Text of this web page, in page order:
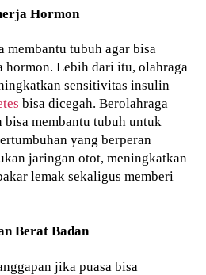
Hormon
membantu tubuh agar bisa
hormon. Lebih dari itu, olahraga
sensitivitas insulin
bisa dicegah. Berolahraga
bisa membantu tubuh untuk
yang berperan
jaringan otot, meningkatkan
lemak sekaligus memberi
Berat Badan
jika puasa bisa